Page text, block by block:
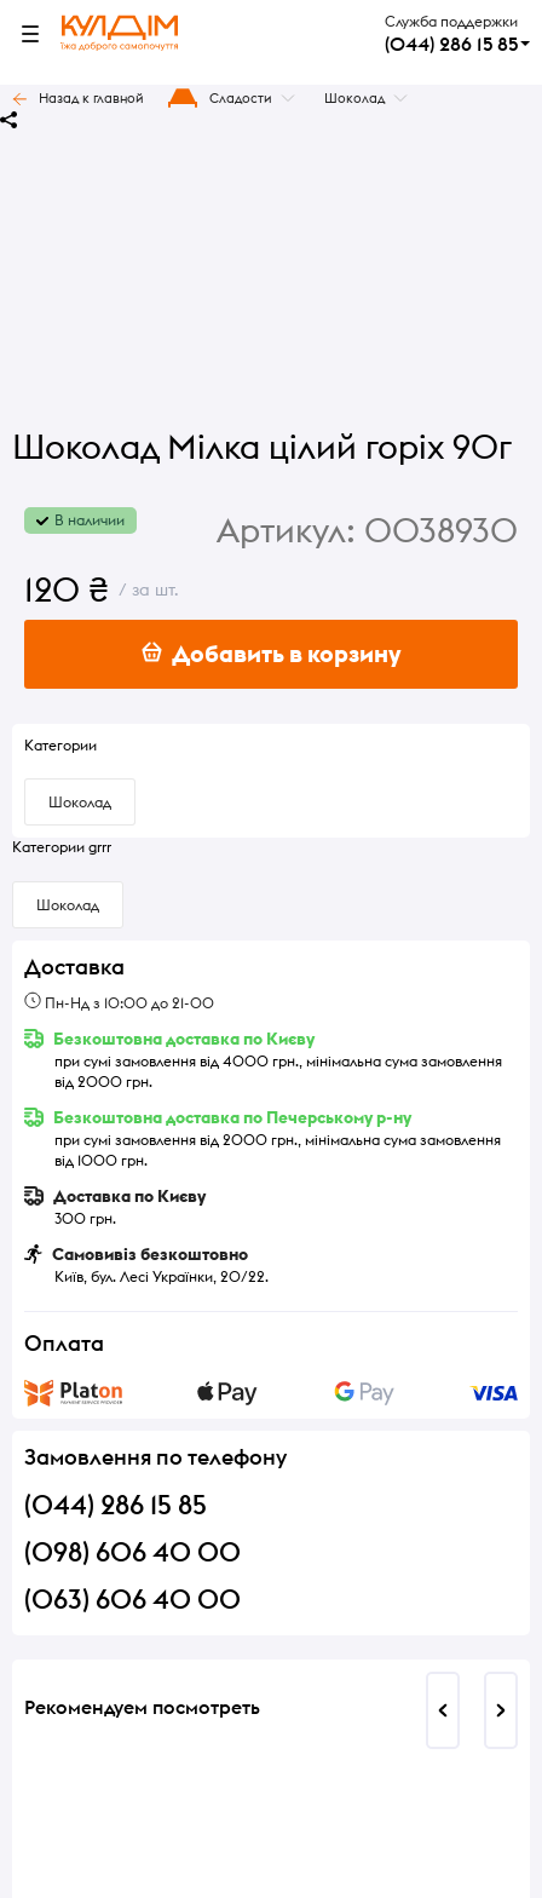
Служба поддержки
(044) 286 15 85
Назад к главной Сладости Шоколад
Шоколад Мілка цілий горіх 90г
В наличии Артикул: 0038930
120 ₴ / за шт.
Добавить в корзину
Категории
Шоколад
Категории grrr
Шоколад
Доставка
Пн-Нд з 10:00 до 21-00
Безкоштовна доставка по Києву
при сумі замовлення від 4000 грн., мінімальна сума замовлення
від 2000 грн.
Безкоштовна доставка по Печерському р-ну
при сумі замовлення від 2000 грн., мінімальна сума замовлення
від 1000 грн.
Доставка по Києву
300 грн.
Самовивіз безкоштовно
Київ, бул. Лесі Українки, 20/22.
Оплата
Замовлення по телефону
(044) 286 15 85
(098) 606 40 00
(063) 606 40 00
Рекомендуем посмотреть